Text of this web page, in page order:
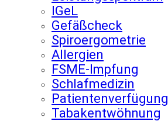
IGeL
Gefäßcheck
Spiroergometrie
Allergien
FSME-Impfung
Schlafmedizin
Patientenverfügung
Tabakentwöhnung